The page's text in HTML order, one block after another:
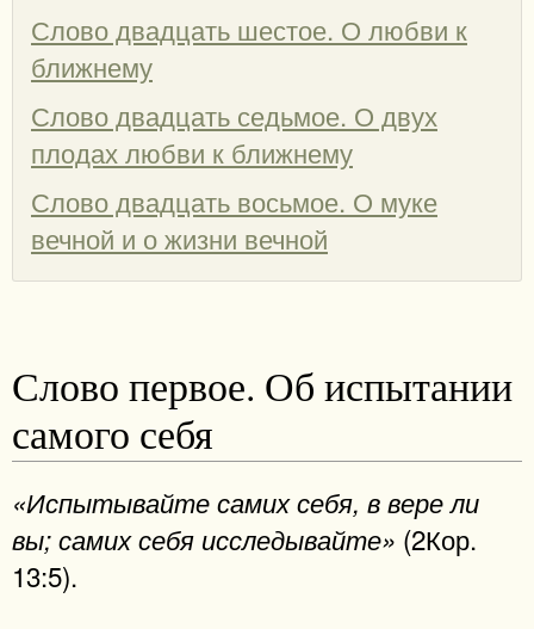
Слово двадцать шестое. О любви к
ближнему
Слово двадцать седьмое. О двух
плодах любви к ближнему
Слово двадцать восьмое. О муке
вечной и о жизни вечной
Слово первое. Об испытании
самого себя
«Испытывайте самих себя, в вере ли
вы; самих себя исследывайте» (2Кор.
13:5).